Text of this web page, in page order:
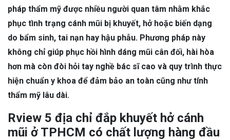
pháp thẩm mỹ được nhiều người quan tâm nhằm khắc
phục tình trạng cánh mũi bị khuyết, hở hoặc biến dạng
do bẩm sinh, tai nạn hay hậu phẫu. Phương pháp này
không chỉ giúp phục hồi hình dáng mũi cân đối, hài hòa
hơn mà còn đòi hỏi tay nghề bác sĩ cao và quy trình thực
hiện chuẩn y khoa để đảm bảo an toàn cũng như tính
thẩm mỹ lâu dài.
Rview 5 địa chỉ đắp khuyết hở cánh
mũi ở TPHCM có chất lượng hàng đầu